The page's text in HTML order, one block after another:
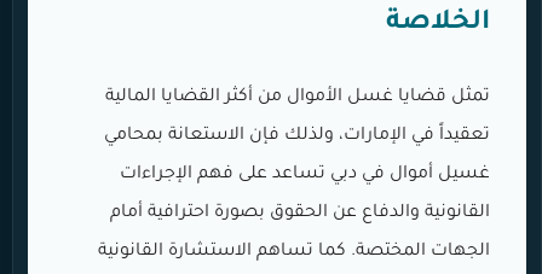
الخلاصة
تمثل قضايا غسل الأموال من أكثر القضايا المالية
تعقيداً في الإمارات، ولذلك فإن الاستعانة بمحامي
غسيل أموال في دبي تساعد على فهم الإجراءات
القانونية والدفاع عن الحقوق بصورة احترافية أمام
الجهات المختصة. كما تساهم الاستشارة القانونية